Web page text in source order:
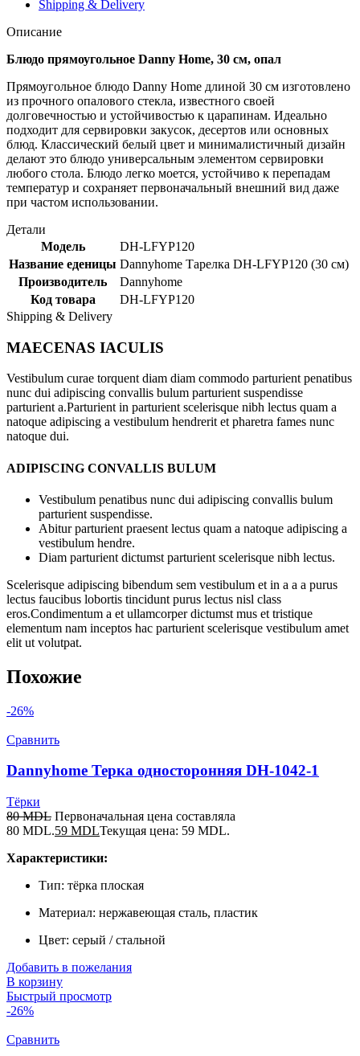
Shipping & Delivery
Описание
Блюдо прямоугольное Danny Home, 30 см, опал
Прямоугольное блюдо Danny Home длиной 30 см изготовлено
из прочного опалового стекла, известного своей
долговечностью и устойчивостью к царапинам. Идеально
подходит для сервировки закусок, десертов или основных
блюд. Классический белый цвет и минималистичный дизайн
делают это блюдо универсальным элементом сервировки
любого стола. Блюдо легко моется, устойчиво к перепадам
температур и сохраняет первоначальный внешний вид даже
при частом использовании.
Детали
Модель
DH-LFYP120
Название еденицы Dannyhome Тарелка DH-LFYP120 (30 см)
Производитель
Dannyhome
Код товара
DH-LFYP120
Shipping & Delivery
MAECENAS IACULIS
Vestibulum curae torquent diam diam commodo parturient penatibus
nunc dui adipiscing convallis bulum parturient suspendisse
parturient a.Parturient in parturient scelerisque nibh lectus quam a
natoque adipiscing a vestibulum hendrerit et pharetra fames nunc
natoque dui.
ADIPISCING CONVALLIS BULUM
Vestibulum penatibus nunc dui adipiscing convallis bulum
parturient suspendisse.
Abitur parturient praesent lectus quam a natoque adipiscing a
vestibulum hendre.
Diam parturient dictumst parturient scelerisque nibh lectus.
Scelerisque adipiscing bibendum sem vestibulum et in a a a purus
lectus faucibus lobortis tincidunt purus lectus nisl class
eros.Condimentum a et ullamcorper dictumst mus et tristique
elementum nam inceptos hac parturient scelerisque vestibulum amet
elit ut volutpat.
Похожие
-26%
Сравнить
Dannyhome Терка односторонняя DH-1042-1
Тёрки
80MDL Первоначальная цена составляла
80 MDL.59 MDLТекущая цена: 59 MDL.
Характеристики:
Тип: тёрка плоская
Материал: нержавеющая сталь, пластик
Цвет: серый / стальной
Добавить в пожелания
В корзину
Быстрый просмотр
-26%
Сравнить